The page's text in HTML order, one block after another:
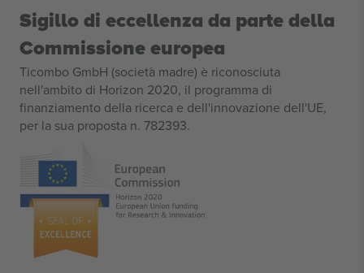
Sigillo di eccellenza da parte della
Commissione europea
Ticombo GmbH (società madre) è riconosciuta
nell'ambito di Horizon 2020, il programma di
finanziamento della ricerca e dell'innovazione dell'UE,
per la sua proposta n. 782393.